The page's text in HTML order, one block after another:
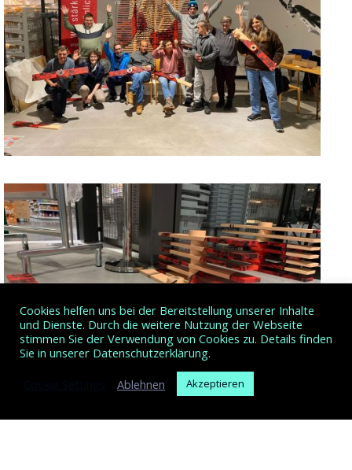
Cookies helfen uns bei der Bereitstellung unserer Inhalte
und Dienste. Durch die weitere Nutzung der Webseite
stimmen Sie der Verwendung von Cookies zu. Details finden
Sie in unserer Datenschutzerklärung.
Cookie Settings
Ablehnen Akzeptieren